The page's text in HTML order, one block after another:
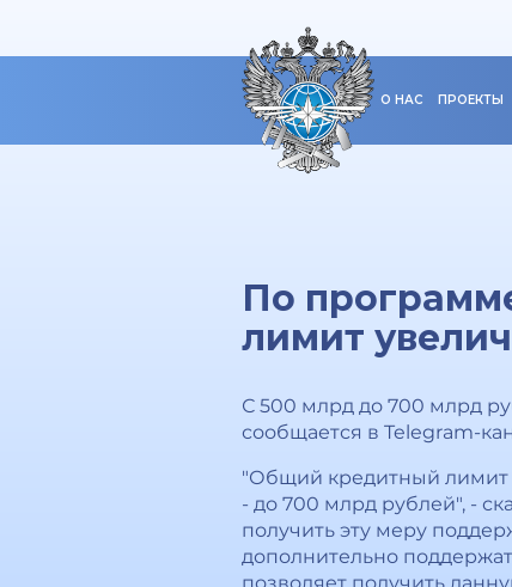
О НАС ПРОЕКТЫ
По
лимит
С 500 млрд до 700 млрд
сообщается в Telegram-
"Общий кредитный лимит
- до 700 млрд рублей", -
получить эту меру
дополнительно